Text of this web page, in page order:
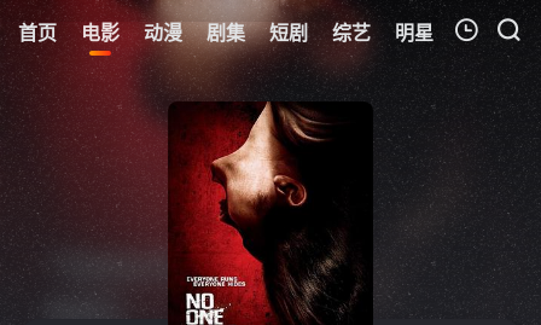
首页 电影 动漫 剧集 短剧 综艺 明星 周表
我的观影记录
暂无观看影片的记录